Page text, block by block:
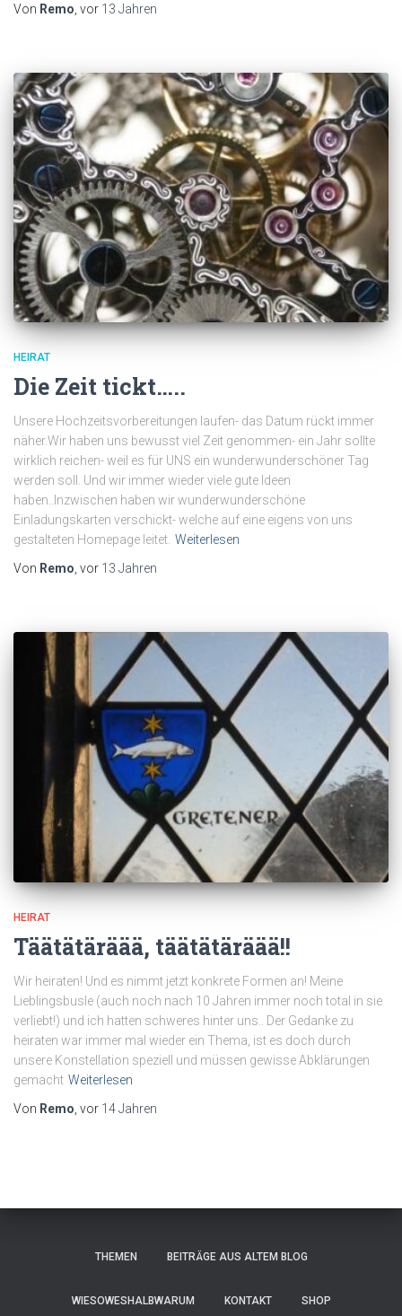
Von Remo , vor 13 Jahren
HEIRAT
Die Zeit tickt…..
Unsere Hochzeitsvorbereitungen laufen- das Datum rückt immer
näher.Wir haben uns bewusst viel Zeit genommen- ein Jahr sollte
wirklich reichen- weil es für UNS ein wunderwunderschöner Tag
werden soll. Und wir immer wieder viele gute Ideen
haben..Inzwischen haben wir wunderwunderschöne
Einladungskarten verschickt- welche auf eine eigens von uns
gestalteten Homepage leitet. Weiterlesen
Von Remo, vor 13 Jahren
HEIRAT
Täätätäräää, täätätäräää!!
Wir heiraten! Und es nimmt jetzt konkrete Formen an! Meine
Lieblingsbusle (auch noch nach ‎‎10 Jahren immer noch total in sie
verliebt!) und ich hatten schweres hinter uns.. Der Gedanke ‎zu
heiraten war immer mal wieder ein Thema, ist es doch durch
unsere Konstellation speziell ‎und müssen gewisse Abklärungen
gemacht Weiterlesen
Von Remo , vor 14 Jahren
THEMEN BEITRÄGE AUS ALTEM BLOG
WIESOWESHALBWARUM KONTAKT SHOP